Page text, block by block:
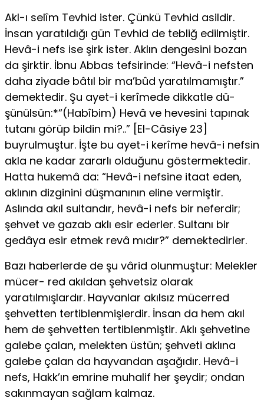
Akl-ı selîm Tevhid ister. Çünkü Tevhid asildir.
İnsan yaratıldığı gün Tevhid de tebliğ edilmiştir.
Hevâ-i nefs ise şirk ister. Aklın dengesini bozan
da şirktir. İbnu Abbas tefsirinde: “Hevâ-i nefsten
daha ziyade bâtıl bir ma’bûd yaratılmamıştır.”
demektedir. Şu ayet-i kerîmede dikkatle dü­
şünülsün:*“(Habîbim) Hevâ ve hevesini tapı­nak
tutanı görüp bildin mi?..” [El-Câsiye 23]
buyrulmuştur. İşte bu ayet-i kerîme hevâ-i nefsin
akla ne kadar zararlı olduğunu göstermektedir.
Hatta hukemâ da: “Hevâ-i nefsine itaat eden,
aklının dizginini düşmanı­nın eline vermiştir.
Aslında akıl sultandır, hevâ-i nefs bir neferdir;
şehvet ve gazab aklı esir ederler. Sultanı bir
gedâya esir etmek revâ mıdır?” demektedirler.
Bazı haberlerde de şu vârid olunmuştur: Melekler
mücer- red akıldan şehvetsiz olarak
yaratılmışlardır. Hayvanlar akılsız mücerred
şehvetten tertiblenmişlerdir. İnsan da hem akıl
hem de şehvetten tertiblenmiştir. Aklı şehvetine
galebe çalan, melekten üstün; şehveti aklına
galebe çalan da hayvandan aşağıdır. Hevâ-i
nefs, Hakk’ın emrine muhalif her şeydir; ondan
sakınmayan sağlam kalmaz.